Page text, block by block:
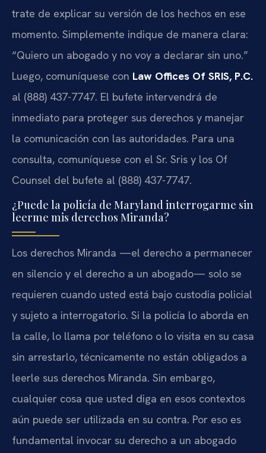
trate de explicar su versión de los hechos en ese
momento. Simplemente indique de manera clara:
“Quiero un abogado y no voy a declarar sin uno.”
Luego, comuníquese con Law Offices Of SRIS, P.C.
al (888) 437-7747. El bufete intervendrá de
inmediato para proteger sus derechos y manejar
la comunicación con las autoridades. Para una
consulta, comuníquese con el Sr. Sris y los Of
Counsel del bufete al (888) 437-7747.
¿Puede la policía de Maryland interrogarme sin
leerme mis derechos Miranda?
Los derechos Miranda —el derecho a permanecer
en silencio y el derecho a un abogado— solo se
requieren cuando usted está bajo custodia policial
y sujeto a interrogatorio. Si la policía lo aborda en
la calle, lo llama por teléfono o lo visita en su casa
sin arrestarlo, técnicamente no están obligados a
leerle sus derechos Miranda. Sin embargo,
cualquier cosa que usted diga en esos contextos
aún puede ser utilizada en su contra. Por eso es
fundamental invocar su derecho a un abogado